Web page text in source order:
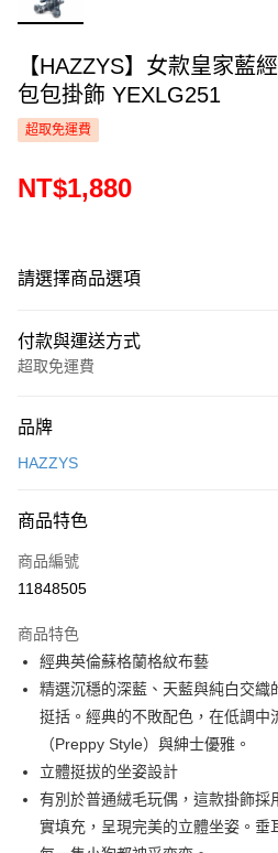
【HAZZYS】女款皇家藍
包包掛飾 YEXLG251
超取免運費
NT$1,880
請選擇商品選項
付款與運送方式
超取免運費
信用卡一次付款
LINE Pay
Apple Pay
悠遊付
大哥付你分期
相關說明
【大哥付你分期使用說明】
1.本服務由台灣大哥大提供，台灣大哥大
2.付款方式選擇「大哥付你分期」，訂單成
流程，驗證手機門號後，選擇欲分期的期
成交易。
3.實際核准額度、可分期數及費用金額請
AFTEE先享後付
相關說明
【關於「AFTEE先享後付」】
AFTEE先享後付是「在收到商品之後才付
便利好安心！
ATM付款
品牌
HAZZYS
商品特色
商品編號
11848505
商品特色
經典英倫蘇格蘭格紋布藝
精選沉穩的深藍、天藍與純白交織
挺括。經典的不敗配色，在低調中
（Preppy Style）與紳士優雅。
立體挺拔的坐姿設計
有別於普通絨毛玩偶，這款掛飾採
實填充，呈現完美的立體坐姿。垂